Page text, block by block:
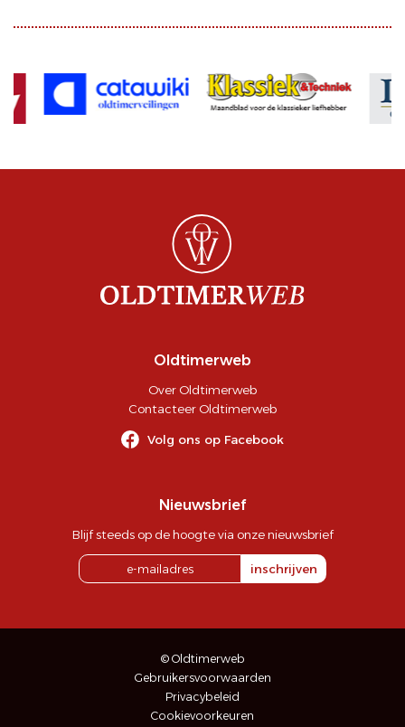
Oldtimerweb
Over Oldtimerweb
Contacteer Oldtimerweb
Volg ons op Facebook
Nieuwsbrief
Blijf steeds op de hoogte via onze nieuwsbrief
inschrijven
© Oldtimerweb
Gebruikersvoorwaarden
Privacybeleid
Cookievoorkeuren